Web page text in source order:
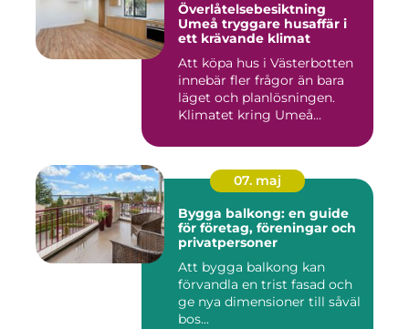
Överlåtelsebesiktning
Umeå tryggare husaffär i
ett krävande klimat
Att köpa hus i Västerbotten
innebär fler frågor än bara
läget och planlösningen.
Klimatet kring Umeå...
07. maj
Bygga balkong: en guide
för företag, föreningar och
privatpersoner
Att bygga balkong kan
förvandla en trist fasad och
ge nya dimensioner till såväl
bos...